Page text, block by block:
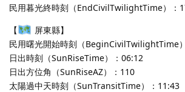
民用暮光終時刻（EndCivilTwilightTime）：
【
屏東縣】
民用曙光開始時刻（BeginCivilTwilightTime
日出時刻（SunRiseTime）：06:12
日出方位角（SunRiseAZ）：110
太陽過中天時刻（SunTransitTime）：11:43